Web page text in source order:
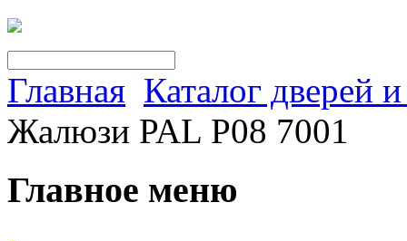
Главная Каталог дверей
Жалюзи PAL Р08 7001
Главное меню